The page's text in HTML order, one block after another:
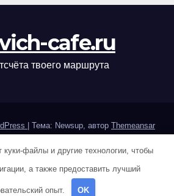
cafe.ru
твоего маршрута
Тема: Newsup, автор Themeansar
Авторам и правообладателям
Политика конфиденциальности
куки-файлы и другие технологии, чтобы
а также предоставить лучший
опыт. OK